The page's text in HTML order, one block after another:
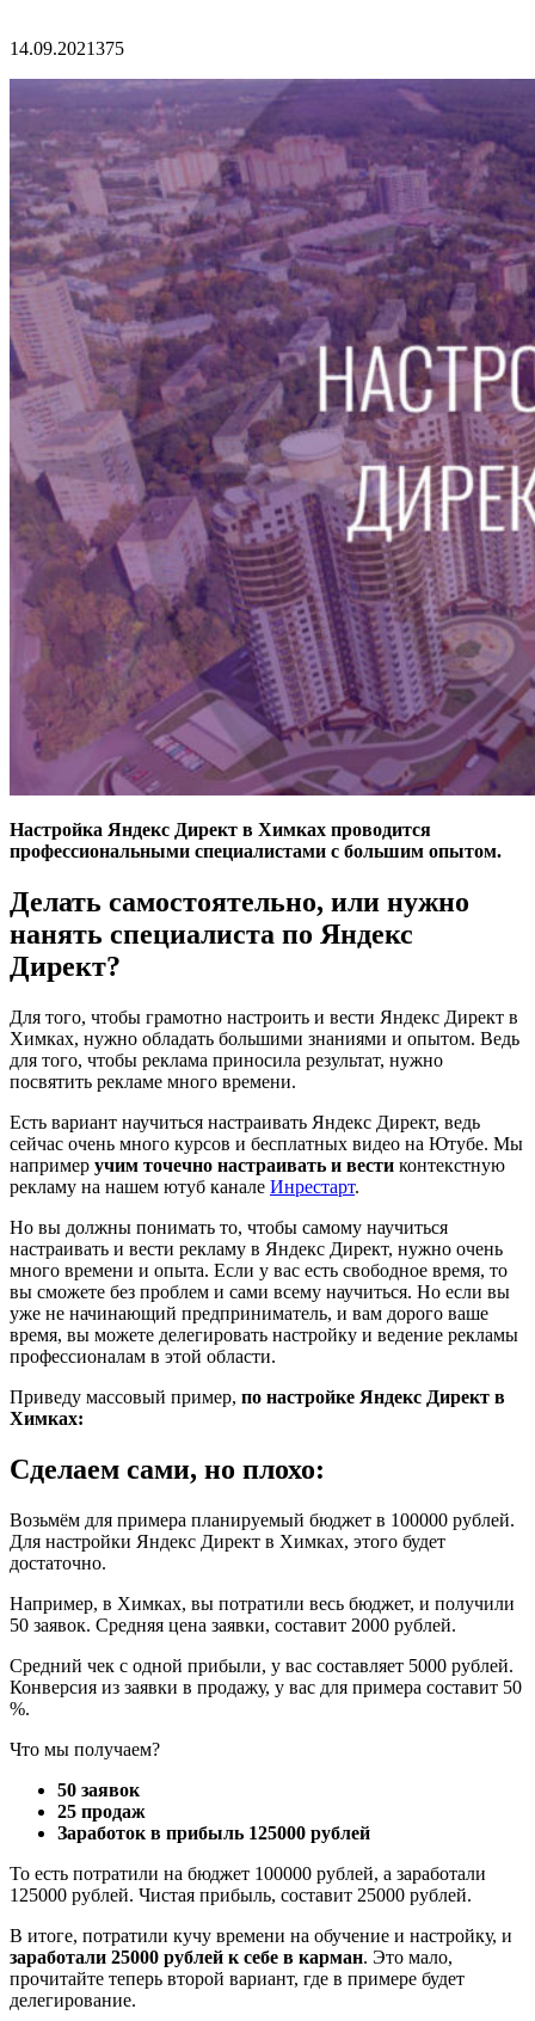
14.09.2021375
Настройка Яндекс Директ в Химках проводится
профессиональными специалистами с большим опытом.
Делать самостоятельно, или нужно
нанять специалиста по Яндекс
Директ?
Для того, чтобы грамотно настроить и вести Яндекс Директ в
Химках, нужно обладать большими знаниями и опытом. Ведь
для того, чтобы реклама приносила результат, нужно
посвятить рекламе много времени.
Есть вариант научиться настраивать Яндекс Директ, ведь
сейчас очень много курсов и бесплатных видео на Ютубе. Мы
например учим точечно настраивать и вести контекстную
рекламу на нашем ютуб канале Инрестарт.
Но вы должны понимать то, чтобы самому научиться
настраивать и вести рекламу в Яндекс Директ, нужно очень
много времени и опыта. Если у вас есть свободное время, то
вы сможете без проблем и сами всему научиться. Но если вы
уже не начинающий предприниматель, и вам дорого ваше
время, вы можете делегировать настройку и ведение рекламы
профессионалам в этой области.
Приведу массовый пример, по настройке Яндекс Директ в
Химках:
Сделаем сами, но плохо:
Возьмём для примера планируемый бюджет в 100000 рублей.
Для настройки Яндекс Директ в Химках, этого будет
достаточно.
Например, в Химках, вы потратили весь бюджет, и получили
50 заявок. Средняя цена заявки, составит 2000 рублей.
Средний чек с одной прибыли, у вас составляет 5000 рублей.
Конверсия из заявки в продажу, у вас для примера составит 50
%.
Что мы получаем?
50 заявок
25 продаж
Заработок в прибыль 125000 рублей
То есть потратили на бюджет 100000 рублей, а заработали
125000 рублей. Чистая прибыль, составит 25000 рублей.
В итоге, потратили кучу времени на обучение и настройку, и
заработали 25000 рублей к себе в карман. Это мало,
прочитайте теперь второй вариант, где в примере будет
делегирование.